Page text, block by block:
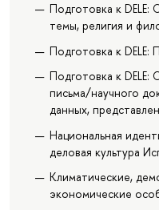
Подготовка к DELE:
темы, религия и
Подготовка к DELE:
Подготовка к
письма/научного
данных,
Национальная
деловая культура
Климатические,
экономические